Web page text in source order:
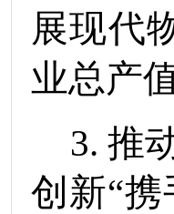
展现代
业总产
3. 推
创新“携